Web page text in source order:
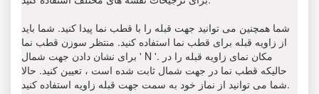
شما همچنین می توانید جهت قبله را با قطب نما پیدا کنید. شما باید
از زاویه قبله برای قطب نما استفاده کنید. منتظر سوزن قطب نما
برای نشان دادن جهت شمال ' N '. مکان نمای زاویه قبله را در
حالیکه قطب نما در جهت شمال ثابت شده است ، تعیین کنید. حالا
شما می توانید از نماز خود به سمت جهت قبله زاویه استفاده کنید.